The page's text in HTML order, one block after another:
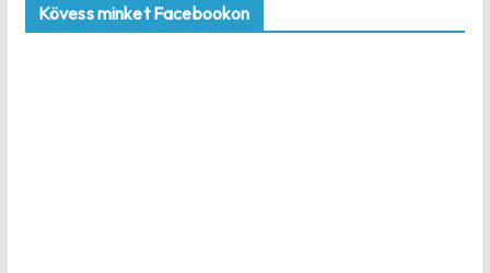
Kövess minket Facebookon